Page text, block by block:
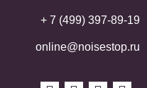
+ 7 (499) 397-89-19
online@noisestop.ru